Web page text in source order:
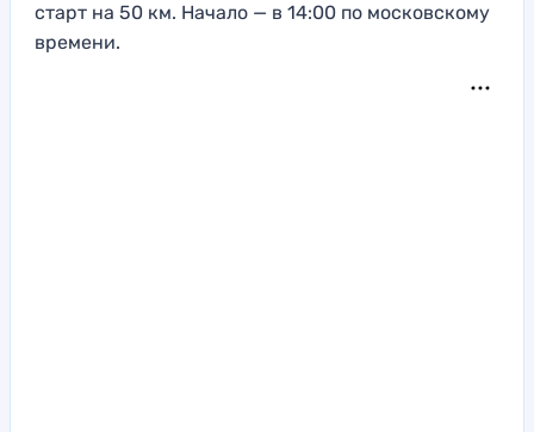
старт на 50 км. Начало — в 14:00 по московскому
времени.